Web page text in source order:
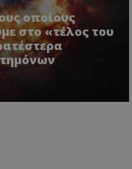
οποίους
στο «τέλος του